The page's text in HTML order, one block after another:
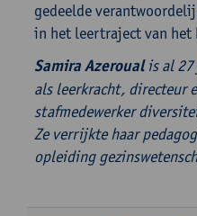
gedeelde
in het leertraject van het
Samira Azeroualis al 27
als leerkracht, directeur
stafmedewerker
Ze verrijkte haar
opleiding